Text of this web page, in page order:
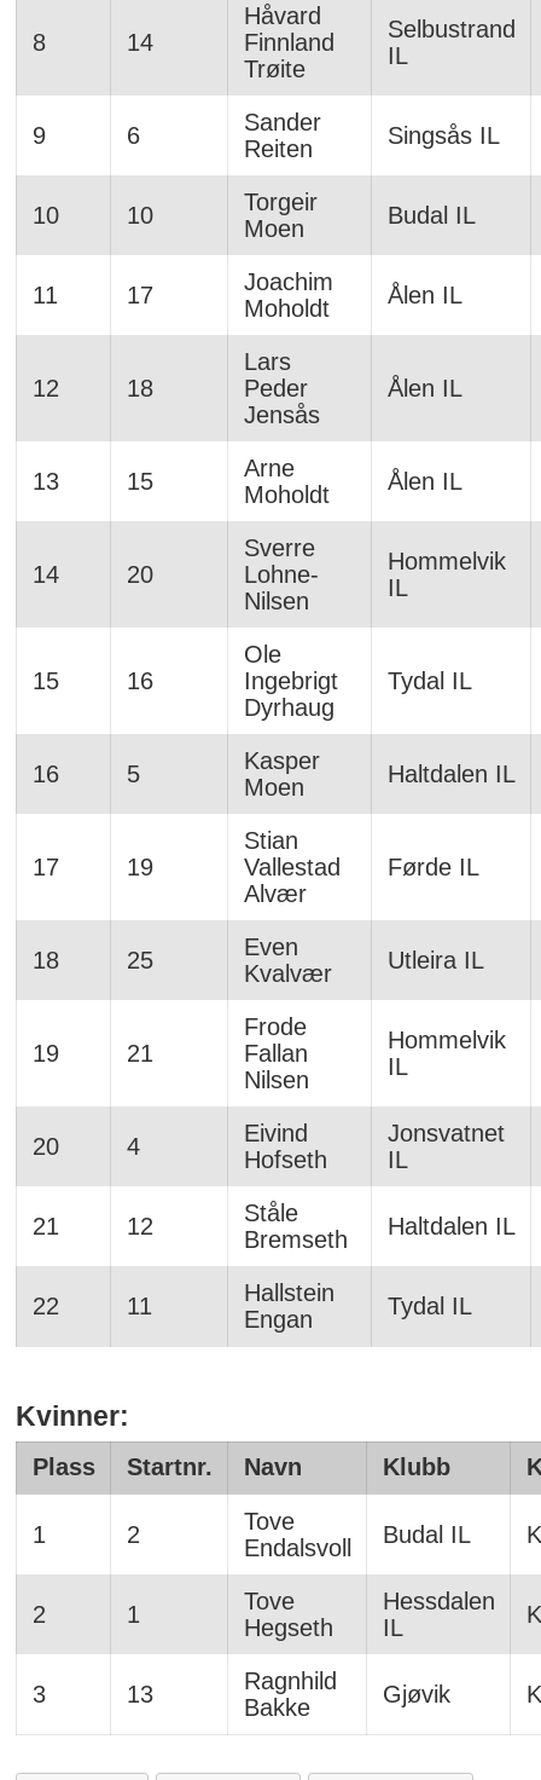
8 14
Håvard
Finnland
Trøite
Selbustrand
IL
9 6
Sander
Reiten
Singsås IL
10 10
Torgeir
Moen
Budal IL
11 17
Joachim
Moholdt
Ålen IL
12 18
Lars
Peder
Jensås
Ålen IL
13 15
Arne
Moholdt
Ålen IL
14 20
Sverre
Lohne-
Nilsen
Hommelvik
IL
15 16
Ole
Ingebrigt
Dyrhaug
Tydal IL
16 5
Kasper
Moen
Haltdalen IL
17 19
Stian
Vallestad
Alvær
Førde IL
18 25
Even
Kvalvær
Utleira IL
19 21
Frode
Fallan
Nilsen
Hommelvik
IL
20 4
Eivind
Hofseth
Jonsvatnet
IL
21 12
Ståle
Bremseth
Haltdalen IL
22 11
Hallstein
Engan
Tydal IL
Kvinner:
Plass Startnr. Navn Klubb
1 2
Tove
Endalsvoll
Budal IL
2 1
Tove
Hegseth
Hessdalen
IL
3 13
Ragnhild
Bakke
Gjøvik